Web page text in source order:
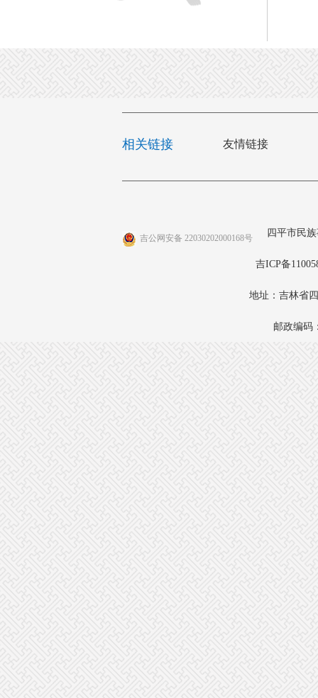
相关链接 友情链接
吉公网安备 22030202000168号 四平市民
吉ICP备
地址：吉林省
邮政编码